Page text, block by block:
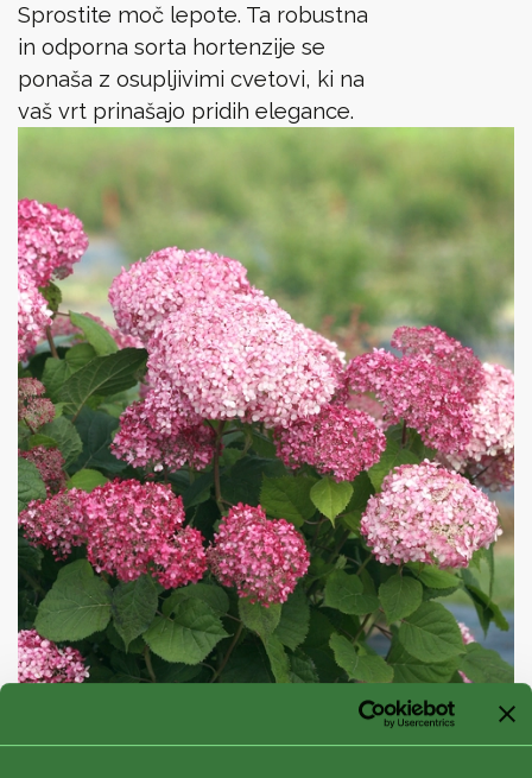
Sprostite moč lepote. Ta robustna
in odporna sorta hortenzije se
ponaša z osupljivimi cvetovi, ki na
vaš vrt prinašajo pridih elegance.